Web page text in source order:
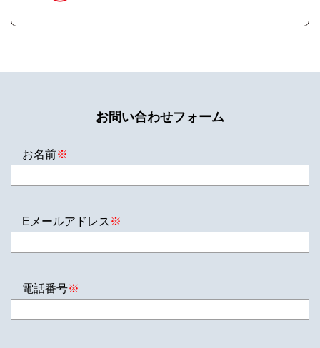
お問い合わせフォーム
お名前※
Eメールアドレス ※
電話番号※